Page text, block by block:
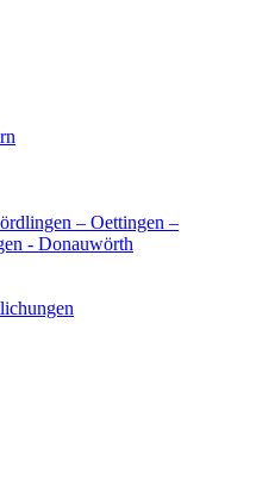
– Oettingen –
- Donauwörth